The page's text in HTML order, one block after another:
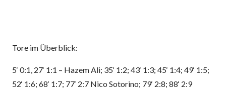
Tore im Überblick:
5‘ 0:1, 27‘ 1:1 – Hazem Ali; 35‘ 1:2; 43‘ 1:3; 45‘ 1:4; 49‘ 1:5;
52‘ 1:6; 68‘ 1:7; 77‘ 2:7 Nico Sotorino; 79‘ 2:8; 88‘ 2:9